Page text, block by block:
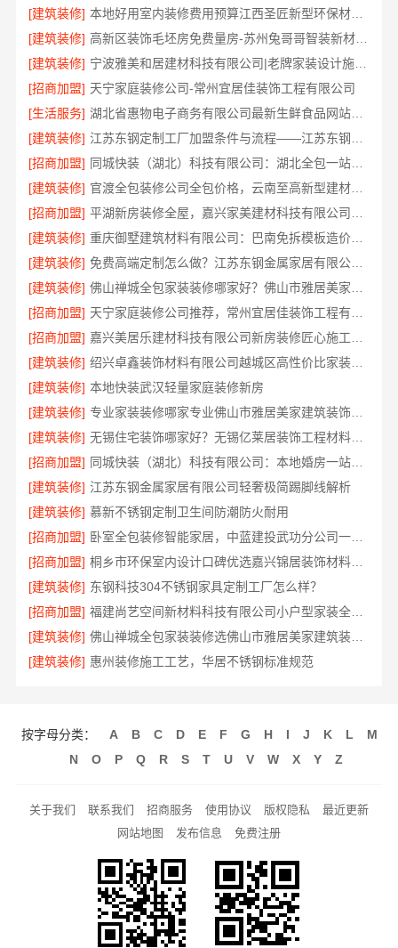
[建筑装修]
本地好用室内装修费用预算江西圣匠新型环保材料有限公司
[建筑装修]
高新区装饰毛坯房免费量房-苏州兔哥哥智装新材料有限公司
[建筑装修]
宁波雅美和居建材科技有限公司|老牌家装设计施工对接渠道
[招商加盟] 天宁家庭装修公司-常州宜居佳装饰工程有限公司
[生活服务]
湖北省惠物电子商务有限公司最新生鲜食品网站价格
[建筑装修]
[招商加盟]
同城快装（湖北）科技有限公司：湖北全包一站式装修日式原木风快速交付
[建筑装修]
官渡全包装修公司全包价格，云南至高新型建材有限公司透明无增项
[招商加盟]
[建筑装修]
重庆御墅建筑材料有限公司：巴南免拆模板造价预算抗震防风
[建筑装修]
免费高端定制怎么做？江苏东钢金属家居有限公司为您实现
[建筑装修]
[招商加盟]
[招商加盟]
[建筑装修]
绍兴卓鑫装饰材料有限公司越城区高性价比家装环保材料
[建筑装修] 本地快装武汉轻量家庭装修新房
[建筑装修]
专业家装装修哪家专业佛山市雅居美家建筑装饰工程有限公司口碑保障
[建筑装修]
无锡住宅装饰哪家好？无锡亿莱居装饰工程材料有限公司专业打造
[招商加盟]
同城快装（湖北）科技有限公司：本地婚房一站式装修，一口价工期保障
[建筑装修] 江苏东钢金属家居有限公司轻奢极简踢脚线解析
[建筑装修] 慕新不锈钢定制卫生间防潮防火耐用
[招商加盟]
卧室全包装修智能家居，中蓝建投武功分公司一站交付
[招商加盟]
桐乡市环保室内设计口碑优选嘉兴锦居装饰材料有限公司
[建筑装修] 东钢科技304不锈钢家具定制工厂怎么样？
[招商加盟]
福建尚艺空间新材料科技有限公司小户型家装全屋改造方案
[建筑装修]
佛山禅城全包家装装修选佛山市雅居美家建筑装饰工程有限公司
[建筑装修] 惠州装修施工工艺，华居不锈钢标准规范
按字母分类： A B C D E F G H I J K L
M
N
O P Q R S T U V W X Y Z
关于我们 联系我们 招商服务 使用协议 版权隐私
最近更新
网站地图
发布信息 免费注册